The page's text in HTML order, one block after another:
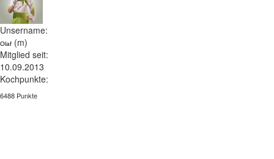
Unsername:
Olaf (m)
Mitglied seit:
10.09.2013
Kochpunkte:
6488 Punkte